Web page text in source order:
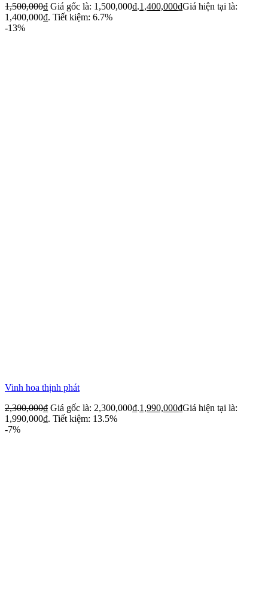
1,500,000₫ Giá gốc là: 1,500,000₫.1,400,000₫Giá hiện tại là:
1,400,000₫. Tiết kiệm: 6.7%
-13%
Vinh hoa thịnh phát
2,300,000₫ Giá gốc là: 2,300,000₫.1,990,000₫Giá hiện tại là:
1,990,000₫. Tiết kiệm: 13.5%
-7%